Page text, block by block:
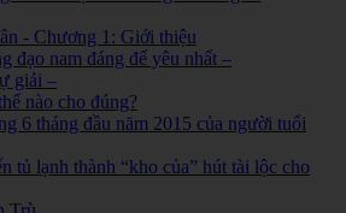
- Chương 1: Giới thiệu
đạo nam đáng để yêu nhất –
giải –
nào cho đúng?
6 tháng đầu năm 2015 của người tuổi
tủ lạnh thành “kho của” hút tài lộc cho